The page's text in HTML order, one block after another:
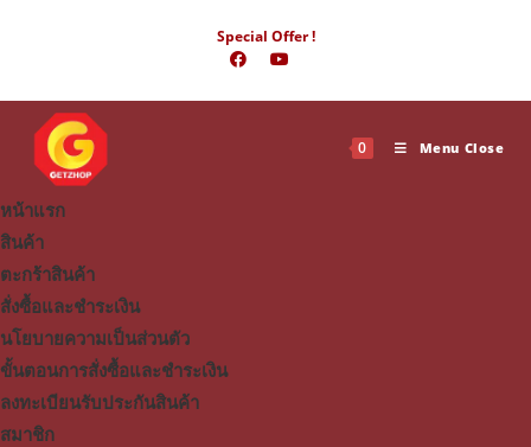
Special Offer !
0 Menu Close
หน้าแรก
สินค้า
ตะกร้าสินค้า
สั่งซื้อและชำระเงิน
นโยบายความเป็นส่วนตัว
ขั้นตอนการสั่งซื้อและชำระเงิน
ลงทะเบียนรับประกันสินค้า
สมาชิก